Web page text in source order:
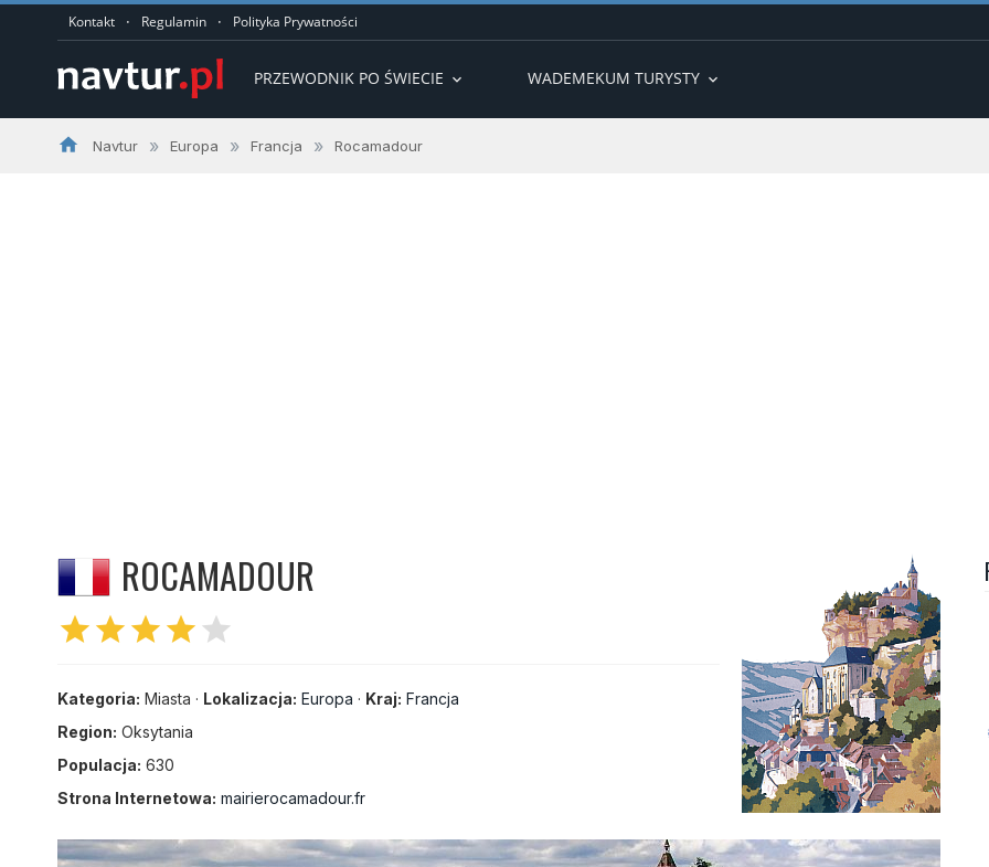
Kontakt · Regulamin · Polityka Prywatności
PRZEWODNIK PO ŚWIECIE expand_more WADEMEKUM TURYSTY expand_more
home Navtur » Europa » Francja » Rocamadour
ROCAMADOUR
starstarstarstar star
Kategoria: Miasta · Lokalizacja: Europa · Kraj: Francja
Region: Oksytania
Populacja: 630
Strona Internetowa: mairierocamadour.fr